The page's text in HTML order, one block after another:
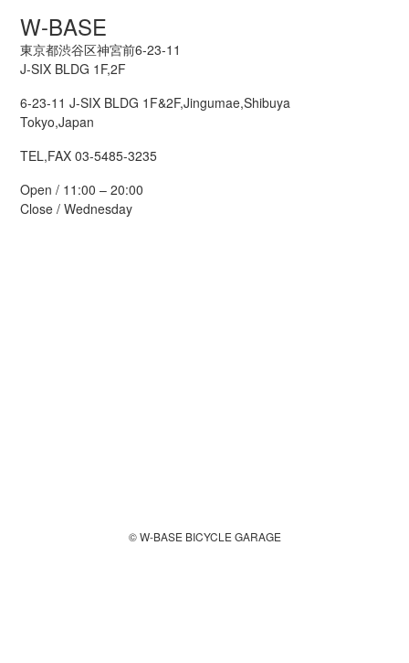
W-BASE
東京都渋谷区神宮前6-23-11
J-SIX BLDG 1F,2F
6-23-11 J-SIX BLDG 1F&2F,Jingumae,Shibuya
Tokyo,Japan
TEL,FAX 03-5485-3235
Open / 11:00 – 20:00
Close / Wednesday
© W-BASE BICYCLE GARAGE